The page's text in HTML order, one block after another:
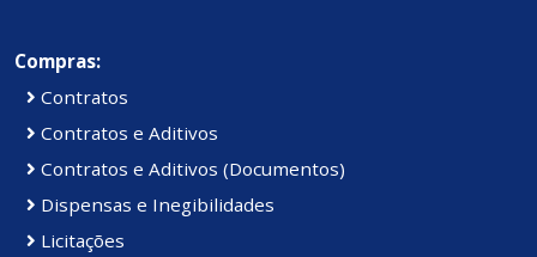
Compras:
Contratos
Contratos e Aditivos
Contratos e Aditivos (Documentos)
Dispensas e Inegibilidades
Licitações